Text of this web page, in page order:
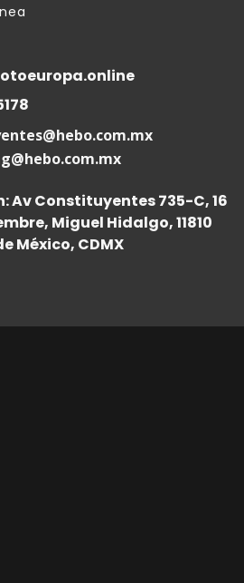
Av Constituyentes 735-C, 16
Miguel Hidalgo, 11810
México, CDMX